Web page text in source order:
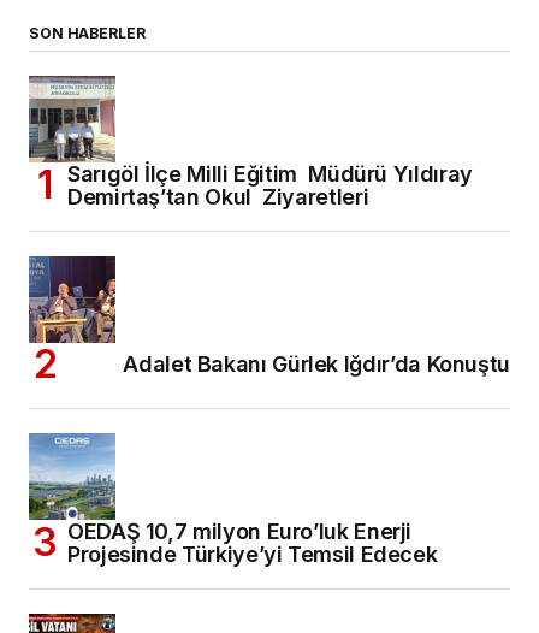
SON HABERLER
Sarıgöl İlçe Milli Eğitim Müdürü Yıldıray
Demirtaş’tan Okul Ziyaretleri
Adalet Bakanı Gürlek Iğdır’da Konuştu
OEDAŞ 10,7 milyon Euro’luk Enerji
Projesinde Türkiye’yi Temsil Edecek